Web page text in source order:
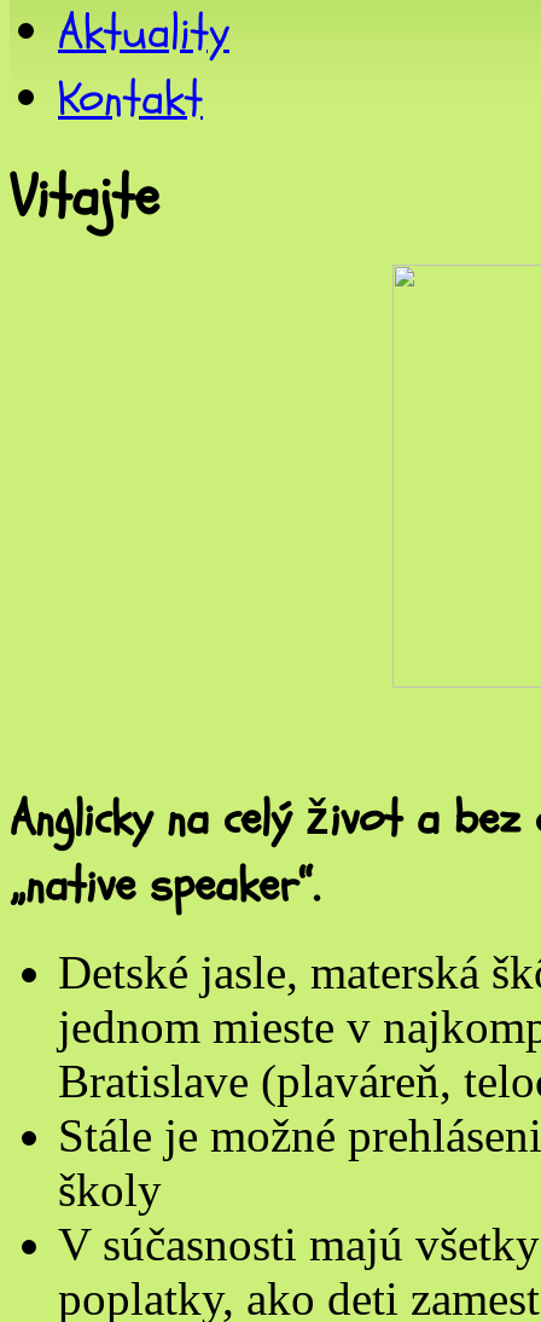
Aktuality
Kontakt
Vitajte
Anglicky na celý život a
„native speaker“.
Detské jasle, materská
jednom mieste v
Bratislave (plaváreň,
Stále je možné
školy
V súčasnosti majú
poplatky, ako deti